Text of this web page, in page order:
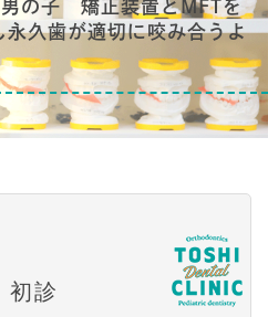
の子 矯正装置とMFTを
久歯が適切に咬み合うよ
診